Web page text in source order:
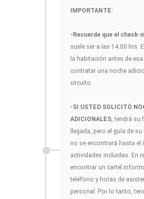
IMPORTANTE:
-Recuerde que el check-
suele ser a las 14.00 hrs.
la habitación antes de
contratar una noche
circuito.
-SI USTED SOLICITÓ
ADICIONALES , tendrá
llegada, pero el guía de
no se encontrará hasta el
actividades incluidas. En
encontrar un cartel
teléfono y horas de
personal. Por lo tanto,